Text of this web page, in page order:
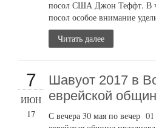
посол США Джон Теффт. В
посол особое внимание
Читать далее
7
ИЮН
17
Шавуот 2017 в
еврейской
С вечера 30 мая по вечер